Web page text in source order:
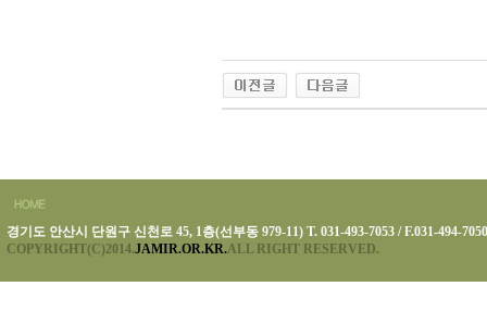
경기도 안산시 단원구 신천로 45, 1층(선부동 979-11) T. 031-493-7053 / F.031-494-7050
COPYRIGHT(C)2014.JAMIR.OR.KR.ALL RIGHT RESERVED.